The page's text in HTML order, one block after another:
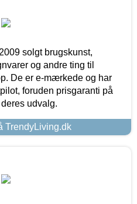
solgt brugskunst,
og andre ting til
De er e-mærkede og har
foruden prisgaranti på
udvalg.
TrendyLiving.dk